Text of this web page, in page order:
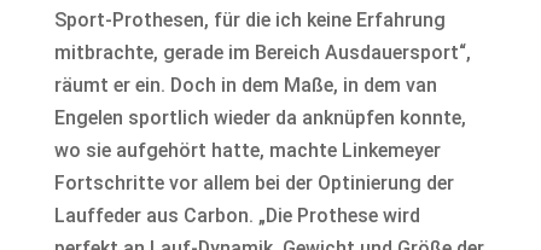
Sport-Prothesen, für die ich keine Erfahrung
mitbrachte, gerade im Bereich Ausdauersport“,
räumt er ein. Doch in dem Maße, in dem van
Engelen sportlich wieder da anknüpfen konnte,
wo sie aufgehört hatte, machte Linkemeyer
Fortschritte vor allem bei der Optinierung der
Lauffeder aus Carbon. „Die Prothese wird